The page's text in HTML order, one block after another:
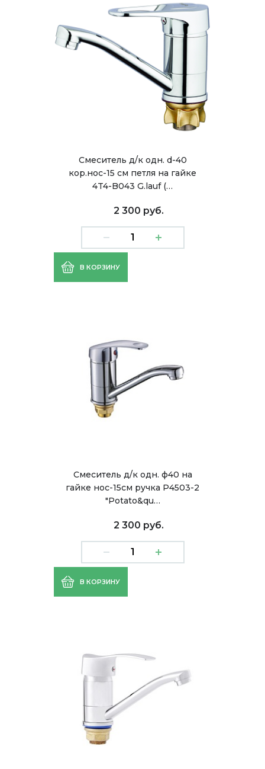
Смеситель д/к одн. d-40
кор.нос-15 см петля на гайке
4T4-B043 G.lauf (…
2 300 руб.
В КОРЗИНУ
Смеситель д/к одн. ф40 на
гайке нос-15см ручка Р4503-2
"Potato&qu…
2 300 руб.
В КОРЗИНУ